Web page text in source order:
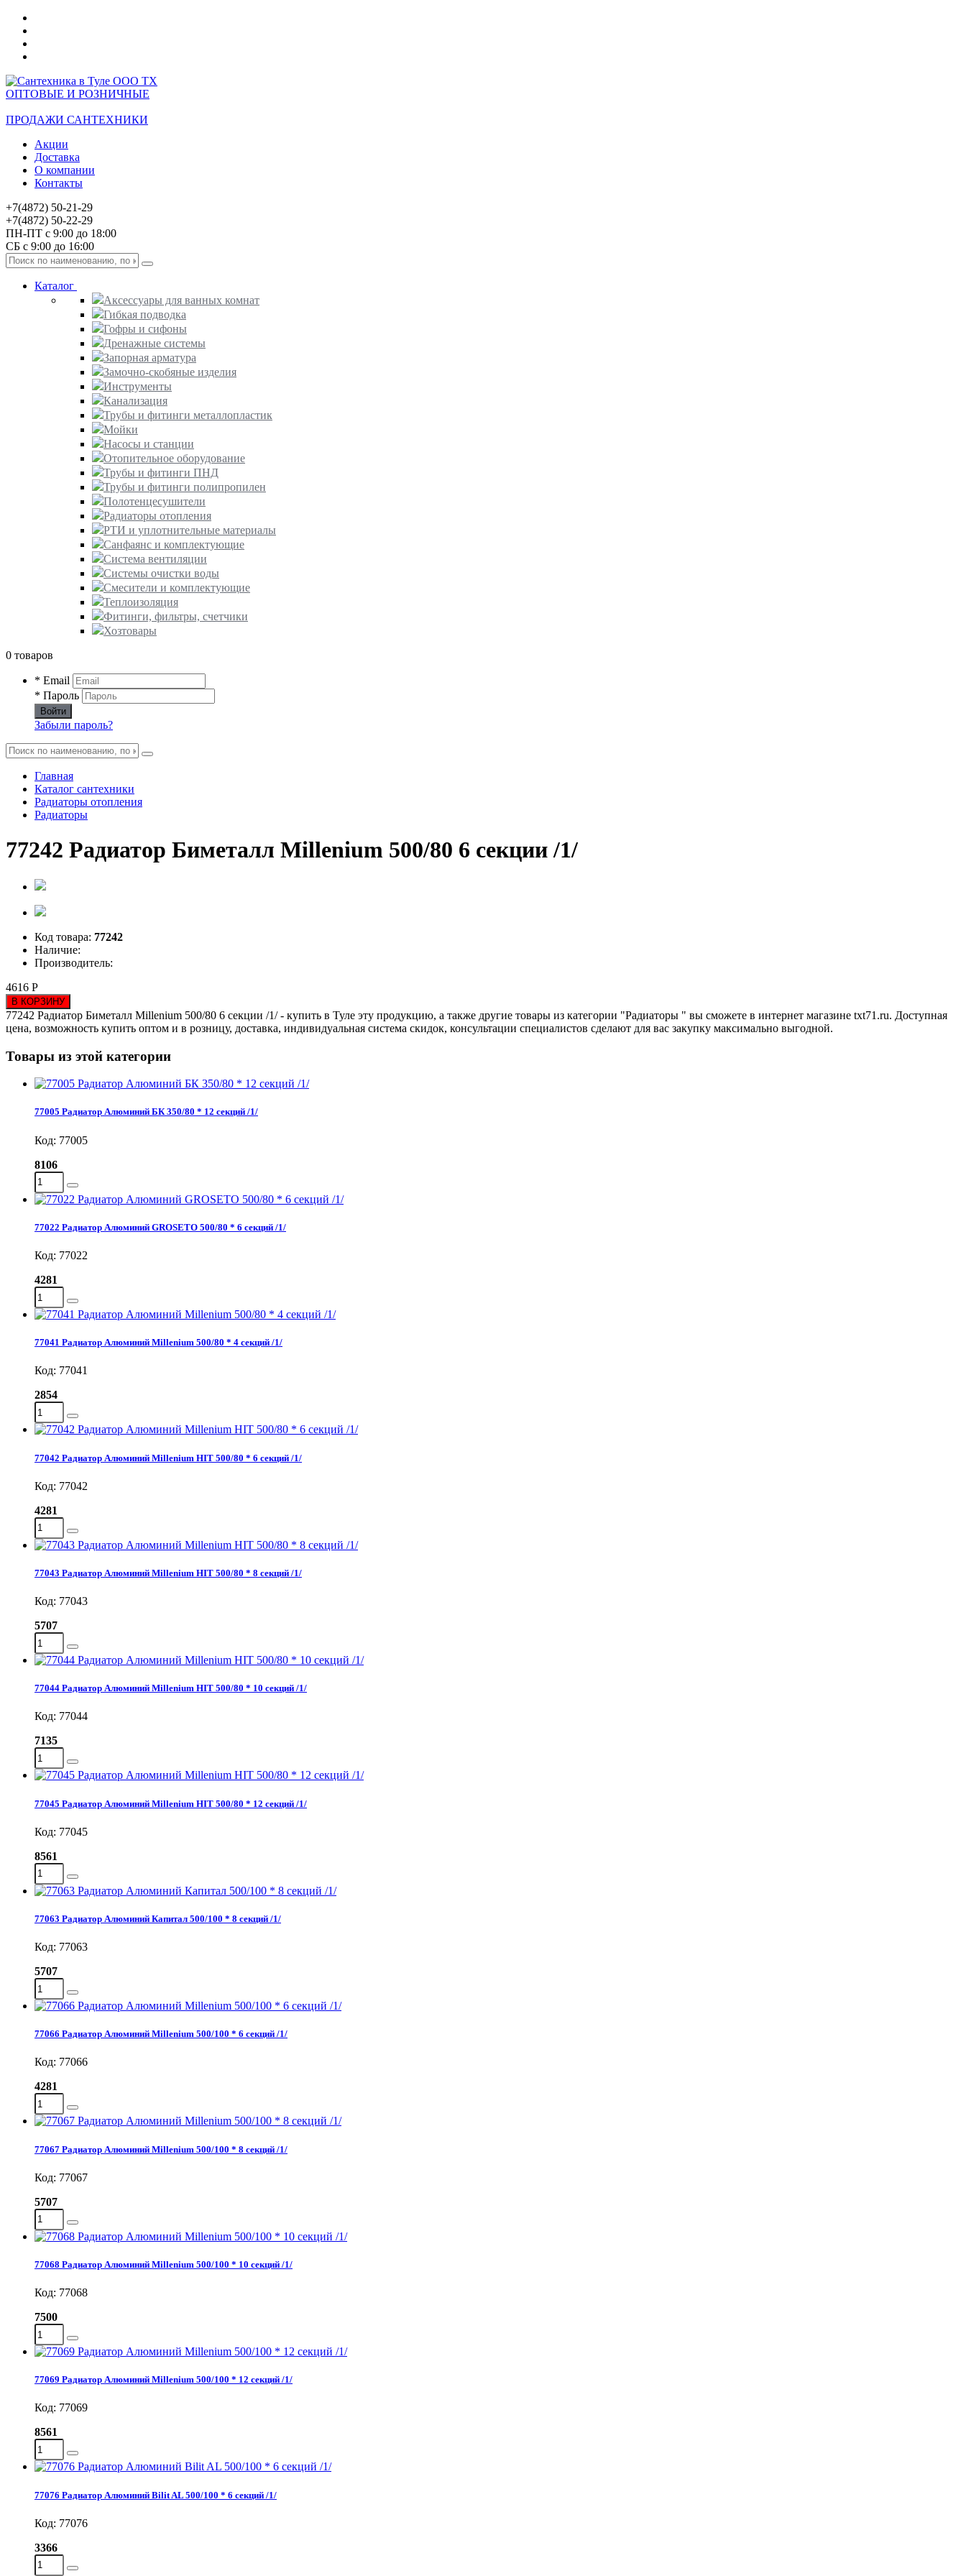
ОПТОВЫЕ И РОЗНИЧНЫЕ
ПРОДАЖИ САНТЕХНИКИ
Акции
Доставка
О компании
Контакты
+7(4872) 50-21-29
+7(4872) 50-22-29
ПН-ПТ с 9:00 до 18:00
СБ с 9:00 до 16:00
Каталог
Аксессуары для ванных комнат
Гибкая подводка
Гофры и сифоны
Дренажные системы
Запорная арматура
Замочно-скобяные изделия
Инструменты
Канализация
Трубы и фитинги металлопластик
Мойки
Насосы и станции
Отопительное оборудование
Трубы и фитинги ПНД
Трубы и фитинги полипропилен
Полотенцесушители
Радиаторы отопления
РТИ и уплотнительные материалы
Санфаянс и комплектующие
Система вентиляции
Системы очистки воды
Смесители и комплектующие
Теплоизоляция
Фитинги, фильтры, счетчики
Хозтовары
0 товаров
* Email
* Пароль
Войти
Забыли пароль?
Главная
Каталог сантехники
Радиаторы отопления
Радиаторы
77242 Радиатор Биметалл Millenium 500/80 6 секции /1/
Код товара: 77242
Наличие:
Производитель:
4616 Р
В КОРЗИНУ
77242 Радиатор Биметалл Millenium 500/80 6 секции /1/ - купить в Туле эту продукцию, а также другие товары из категории "Радиаторы " вы сможете в интернет магазине txt71.ru. Доступная
цена, возможность купить оптом и в розницу, доставка, индивидуальная система скидок, консультации специалистов сделают для вас закупку максимально выгодной.
Товары из этой категории
77005 Радиатор Алюминий БК 350/80 * 12 секций /1/
Код: 77005
8106
77022 Радиатор Алюминий GROSETO 500/80 * 6 секций /1/
Код: 77022
4281
77041 Радиатор Алюминий Millenium 500/80 * 4 секций /1/
Код: 77041
2854
77042 Радиатор Алюминий Millenium HIT 500/80 * 6 секций /1/
Код: 77042
4281
77043 Радиатор Алюминий Millenium HIT 500/80 * 8 секций /1/
Код: 77043
5707
77044 Радиатор Алюминий Millenium HIT 500/80 * 10 секций /1/
Код: 77044
7135
77045 Радиатор Алюминий Millenium HIT 500/80 * 12 секций /1/
Код: 77045
8561
77063 Радиатор Алюминий Капитал 500/100 * 8 секций /1/
Код: 77063
5707
77066 Радиатор Алюминий Millenium 500/100 * 6 секций /1/
Код: 77066
4281
77067 Радиатор Алюминий Millenium 500/100 * 8 секций /1/
Код: 77067
5707
77068 Радиатор Алюминий Millenium 500/100 * 10 секций /1/
Код: 77068
7500
77069 Радиатор Алюминий Millenium 500/100 * 12 секций /1/
Код: 77069
8561
77076 Радиатор Алюминий Bilit AL 500/100 * 6 секций /1/
Код: 77076
3366